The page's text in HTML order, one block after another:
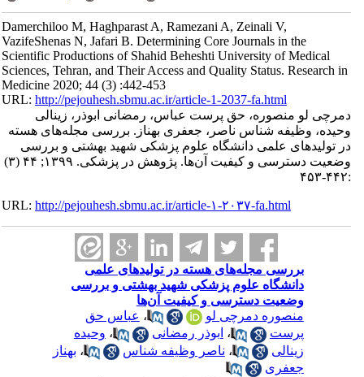
Damerchiloo M, Haghparast A, Ramezani A, Zeinali V,
VazifeShenas N, Jafari B. Determining Core Journals in the
Scientific Productions of Shahid Beheshti University of Medical
Sciences, Tehran, and Their Access and Quality Status. Research in
Medicine 2020; 44 (3) :442-453
URL:http://pejouhesh.sbmu.ac.ir/article-1-2037-fa.html
دمرچی لو منصوره، حق پرست عباس، رمضانی ابوذر، زینالی
وحیده، وظیفه شناس ناصر، جعفری بهناز. بررسی مجله‌های هسته
در تولیدهای علمی دانشگاه علوم پزشکی شهید بهشتی و بررسی
وضعیت دسترسی و کیفیت آن‌ها. پژوهش در پزشکی. ۱۳۹۹; ۴۴ (۳)
URL:http://pejouhesh.sbmu.ac.ir/article-۱-۲۰۳۷-fa.html
بررسی مجله‌های هسته در تولیدهای علمی
دانشگاه علوم پزشکی شهید بهشتی و بررسی
وضعیت دسترسی و کیفیت آن‌ها
منصوره دمرچی لو
،عباس حق
پرست
،ابوذر رمضانی ،وحیده
زینالی
،ناصر وظیفه شناس ،بهناز
جعفری